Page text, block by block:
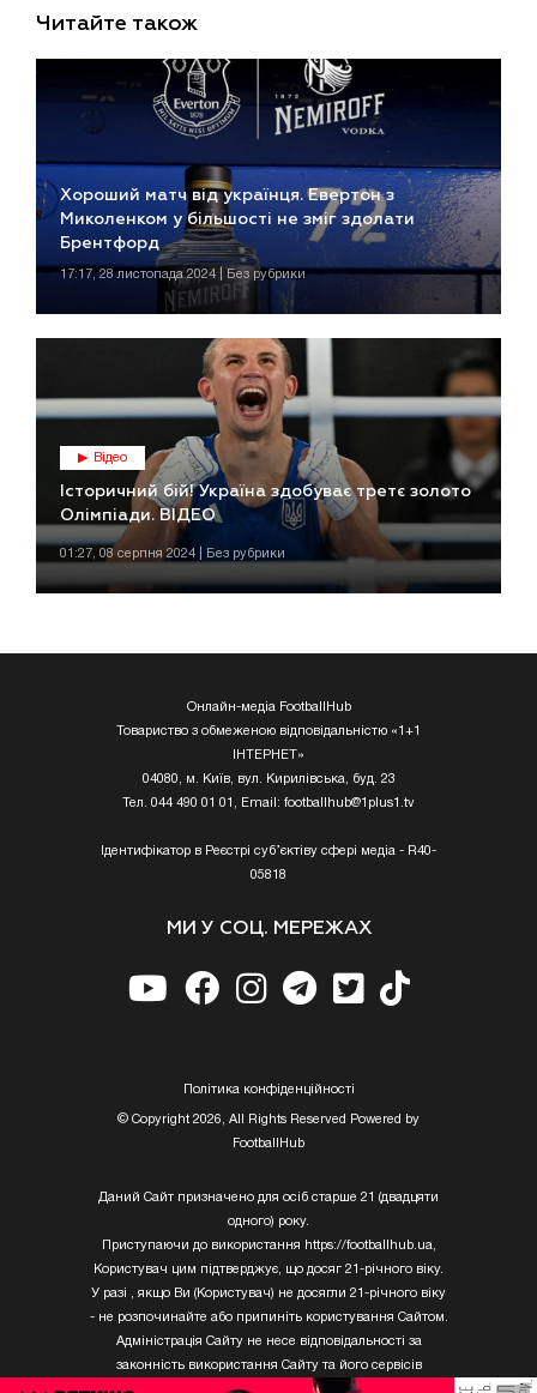
Читайте також
Хороший матч від українця. Евертон з
Миколенком у більшості не зміг здолати
Брентфорд
17:17, 28 листопада 2024 | Без рубрики
Відео
Історичний бій! Україна здобуває третє золото
Олімпіади. ВІДЕО
01:27, 08 серпня 2024 | Без рубрики
Онлайн-медіа FootballHub
Товариство з обмеженою відповідальністю «1+1
ІНТЕРНЕТ»
04080, м. Київ, вул. Кирилівська, буд. 23
Тел. 044 490 01 01, Email: footballhub@1plus1.tv
Ідентифікатор в Реєстрі суб’єктіву сфері медіа - R40-
05818
МИ У СОЦ. МЕРЕЖАХ
Полiтика конфiденцiйностi
© Copyright 2026, All Rights Reserved Powered by
FootballHub
Даний Сайт призначено для осіб старше 21 (двадцяти
одного) року.
Приступаючи до використання https://footballhub.ua,
Користувач цим підтверджує, що досяг 21-річного віку.
У разі , якщо Ви (Користувач) не досягли 21-річного віку
- не розпочинайте або припиніть користування Сайтом.
Адміністрація Сайту не несе відповідальності за
законність використання Сайту та його сервісів
Користувачем, який не досяг 21-річного віку.